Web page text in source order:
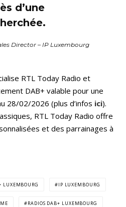
d’une
Director – IP Luxembourg
RTL Today Radio et
DAB+ valable pour une
28/02/2026 (plus d’infos ici).
RTL Today Radio offre
et des parrainages à
LUXEMBOURG IP LUXEMBOURG
RADIOS DAB+ LUXEMBOURG